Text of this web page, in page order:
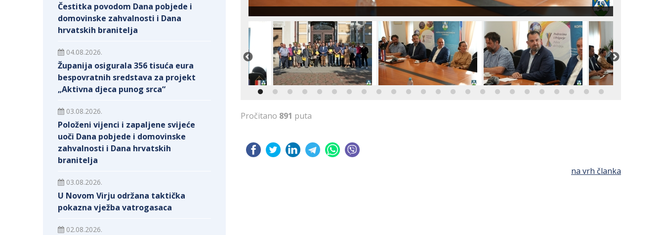
Čestitka povodom Dana pobjede i
domovinske zahvalnosti i Dana
hrvatskih branitelja
04.08.2026.
Županija osigurala 356 tisuća eura
bespovratnih sredstava za projekt
„Aktivna djeca punog srca“
03.08.2026.
Položeni vijenci i zapaljene svijeće
uoči Dana pobjede i domovinske
zahvalnosti i Dana hrvatskih
branitelja
03.08.2026.
U Novom Virju održana taktička
pokazna vježba vatrogasaca
02.08.2026.
Pročitano 891 puta
na vrh članka